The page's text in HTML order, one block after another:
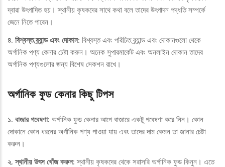
দ্বারা উৎপাদিত হয়। স্থানীয় কৃষকদের সাথে কথা বলে তাদের উৎপাদন পদ্ধতি সম্পর্কে
জেনে নিতে পারেন।
৪. বিশ্বস্ত ব্র্যান্ড এবং দোকান: বিশ্বস্ত এবং পরিচিত ব্র্যান্ড এবং দোকানগুলো থেকে
অর্গানিক পণ্য কেনার চেষ্টা করুন। অনেক সুপারমার্কেট এবং অনলাইন দোকান তাদের
অর্গানিক পণ্যগুলোর জন্য বিশেষ সেকশন রাখে।
অর্গানিক ফুড কেনার কিছু টিপস
১. বাজার গবেষণা: অর্গানিক ফুড কেনার আগে বাজারে একটু গবেষণা করে নিন। কোন
দোকানে কোন ধরনের অর্গানিক পণ্য পাওয়া যায় এবং তাদের দাম কেমন তা জানার চেষ্টা
করুন।
২. স্থানীয় উৎস খোঁজ করুন: স্থানীয় কৃষকদের থেকে সরাসরি অর্গানিক ফুড কিনুন। এতে